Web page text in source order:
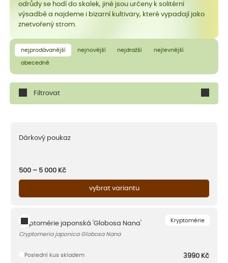
odrůdy se hodí do skalek, jiné jsou určeny k solitérní
výsadbě a najdeme i bizarní kultivary, které vypadají jako
znetvořený strom.
nejprodávanější nejnovější nejdražší nejlevnější
abecedně
Filtrovat
Dárkový poukaz
500 – 5 000 Kč
vybrat variantu
Kryptomérie
Kryptomérie japonská 'Globosa Nana'
Cryptomeria japonica Globosa Nana
Poslední kus skladem 3990 Kč